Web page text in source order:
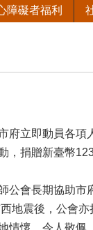
障礙者福利
立即動員各項
，捐贈新臺幣
會長期協助市
地震後，公會
情懷，令人敬